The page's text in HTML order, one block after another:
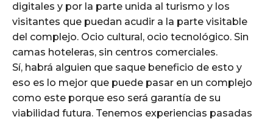
digitales y por la parte unida al turismo y los
visitantes que puedan acudir a la parte visitable
del complejo. Ocio cultural, ocio tecnológico. Sin
camas hoteleras, sin centros comerciales.
Sí, habrá alguien que saque beneficio de esto y
eso es lo mejor que puede pasar en un complejo
como este porque eso será garantía de su
viabilidad futura. Tenemos experiencias pasadas